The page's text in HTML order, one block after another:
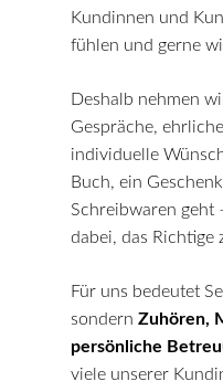
Kundinnen und
fühlen und gerne
Deshalb nehmen
Gespräche,
individuelle
Buch, ein
Schreibwaren geht
dabei, das Richtige
Für uns bedeutet
sondernZuhören,
persönliche
viele unserer